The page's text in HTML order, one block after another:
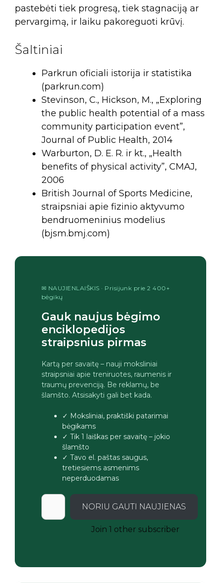
pastebėti tiek progresą, tiek stagnaciją ar
pervargimą, ir laiku pakoreguoti krūvį.
Šaltiniai
Parkrun oficiali istorija ir statistika
(parkrun.com)
Stevinson, C., Hickson, M., „Exploring
the public health potential of a mass
community participation event”,
Journal of Public Health, 2014
Warburton, D. E. R. ir kt., „Health
benefits of physical activity”, CMAJ,
2006
British Journal of Sports Medicine,
straipsniai apie fizinio aktyvumo
bendruomeninius modelius
(bjsm.bmj.com)
✉ NAUJIENLAIŠKIS · Prisijunk prie 2 400+
bėgikų
Gauk naujus bėgimo
enciklopedijos
straipsnius pirmas
Kartą per savaitę – nauji moksliniai
straipsniai apie treniruotes, raumenis ir
traumų prevenciją. Be reklamų, be
šlamšto. Atsisakyti gali bet kada.
✓ Moksliniai, praktiški patarimai
bėgikams
✓ Tik 1 laiškas per savaitę – jokio
šlamšto
✓ Tavo el. paštas saugus,
tretiesiems asmenims
neperduodamas
NORIU GAUTI NAUJIENAS
Join 1 other subscriber